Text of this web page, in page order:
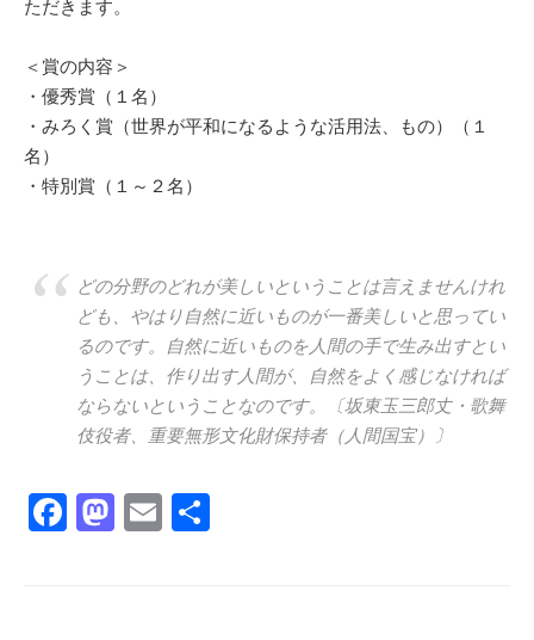
ただきます。
＜賞の内容＞
・優秀賞（１名）
・みろく賞（世界が平和になるような活用法、もの）（１
名）
・特別賞（１～２名）
どの分野のどれが美しいということは言えませんけれ
ども、やはり自然に近いものが一番美しいと思ってい
るのです。自然に近いものを人間の手で生み出すとい
うことは、作り出す人間が、自然をよく感じなければ
ならないということなのです。〔坂東玉三郎丈・歌舞
伎役者、重要無形文化財保持者（人間国宝）〕
F
M
E